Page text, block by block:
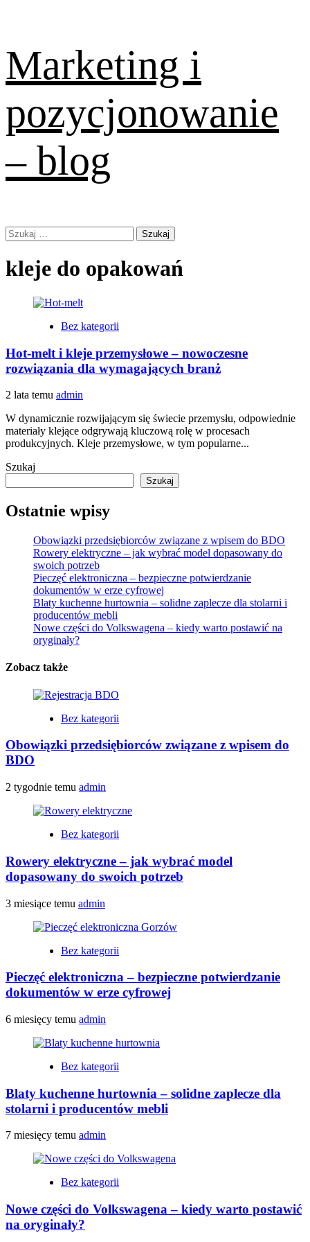
to
content
Marketing i
pozycjonowanie
– blog
Primary
Menu
Szukaj:
kleje do opakowań
Bez kategorii
Hot-melt i kleje przemysłowe – nowoczesne
rozwiązania dla wymagających branż
2 lata temu admin
W dynamicznie rozwijającym się świecie przemysłu, odpowiednie
materiały klejące odgrywają kluczową rolę w procesach
produkcyjnych. Kleje przemysłowe, w tym popularne...
Szukaj
Szukaj
Ostatnie wpisy
Obowiązki przedsiębiorców związane z wpisem do BDO
Rowery elektryczne – jak wybrać model dopasowany do
swoich potrzeb
Pieczęć elektroniczna – bezpieczne potwierdzanie
dokumentów w erze cyfrowej
Blaty kuchenne hurtownia – solidne zaplecze dla stolarni i
producentów mebli
Nowe części do Volkswagena – kiedy warto postawić na
oryginały?
Zobacz także
Bez kategorii
Obowiązki przedsiębiorców związane z wpisem do
BDO
2 tygodnie temu admin
Bez kategorii
Rowery elektryczne – jak wybrać model
dopasowany do swoich potrzeb
3 miesiące temu admin
Bez kategorii
Pieczęć elektroniczna – bezpieczne potwierdzanie
dokumentów w erze cyfrowej
6 miesięcy temu admin
Bez kategorii
Blaty kuchenne hurtownia – solidne zaplecze dla
stolarni i producentów mebli
7 miesięcy temu admin
Bez kategorii
Nowe części do Volkswagena – kiedy warto postawić
na oryginały?